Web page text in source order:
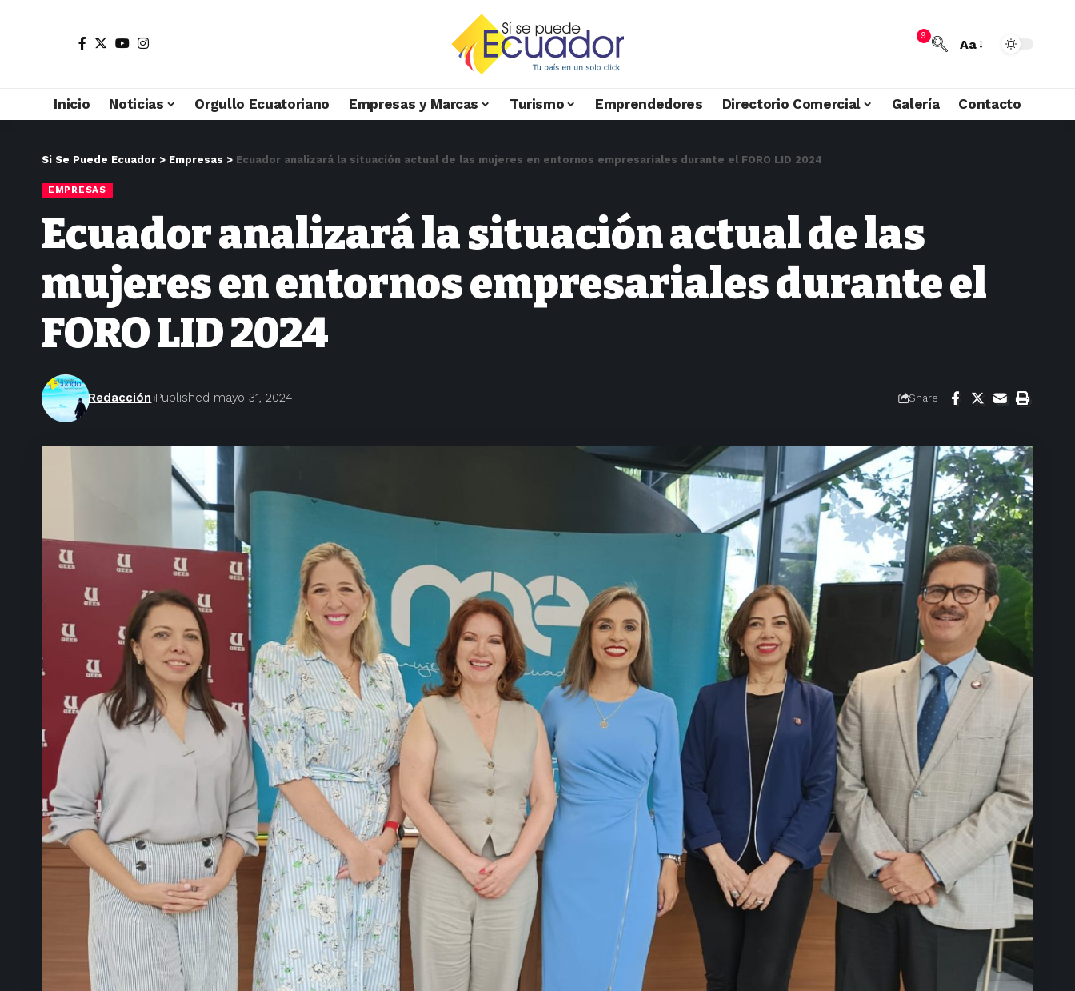
9
Aa
Inicio Noticias Orgullo Ecuatoriano Empresas y Marcas Turismo Emprendedores Directorio Comercial Galería Contacto
Si Se Puede Ecuador > Empresas > Ecuador analizará la situación actual de las mujeres en entornos empresariales durante el FORO LID 2024
EMPRESAS
Ecuador analizará la situación actual de las
mujeres en entornos empresariales durante el
FORO LID 2024
Redacción Published mayo 31, 2024 Share